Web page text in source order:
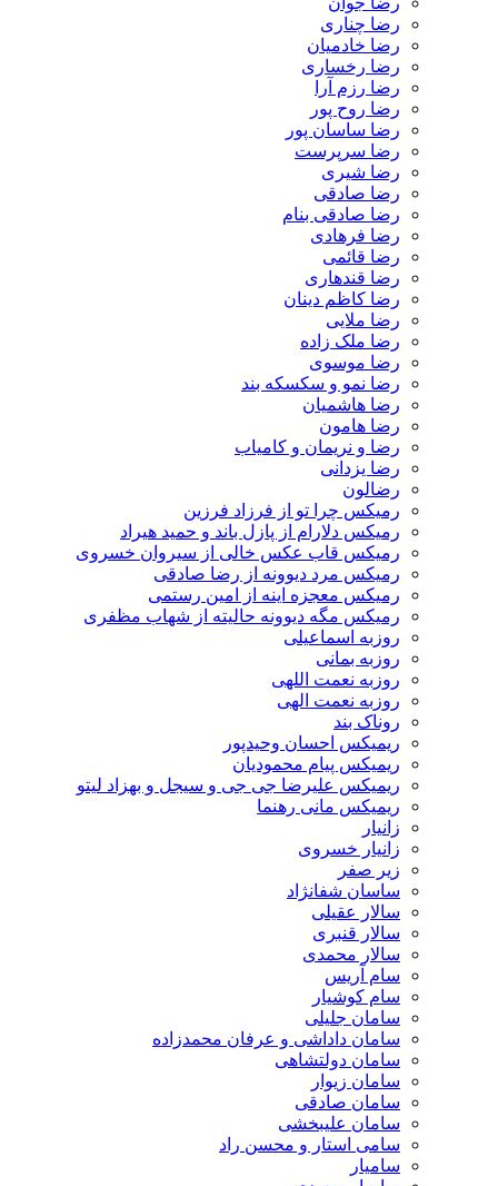
رضا چناری
رضا خادمیان
رضا رخساری
رضا رزم آرا
رضا روح پور
رضا ساسان پور
رضا سرپرست
رضا شیری
رضا صادقی
رضا صادقی بنام
رضا فرهادی
رضا قائمی
رضا قندهاری
رضا کاظم دینان
رضا ملایی
رضا ملک زاده
رضا موسوی
رضا نمو و سکسکه بند
رضا هاشمیان
رضا هامون
رضا و نریمان و کامیاب
رضا یزدانی
رضالون
رمیکس چرا تو از فرزاد فرزین
رمیکس دلارام از پازل باند و حمید هیراد
رمیکس قاب عکس خالی از سیروان خسروی
رمیکس مرد دیوونه از رضا صادقی
رمیکس معجزه اینه از امین رستمی
رمیکس مگه دیوونه حالیته از شهاب مظفری
روزبه اسماعیلی
روزبه بمانی
روزبه نعمت اللهی
روزبه نعمت الهی
روناک بند
ریمیکس احسان وحیدپور
ریمیکس پیام محمودیان
ریمیکس علیرضا جی جی و سیجل و بهزاد لیتو
ریمیکس مانی رهنما
زانیار
زانیار خسروی
زیر صفر
ساسان شفانژاد
سالار عقیلی
سالار قنبری
سالار محمدی
سام آریس
سام کوشیار
سامان جلیلی
سامان داداشی و عرفان محمدزاده
سامان دولتشاهی
سامان زیوار
سامان صادقی
سامان علیبخشی
سامی استار و محسن راد
سامیار